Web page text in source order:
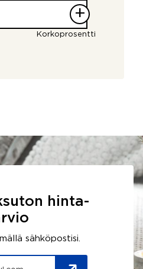
+
Korkoprosentti
hinta-
sähköpostisi.